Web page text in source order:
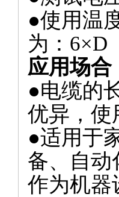
●使用温
为：6×D
应用场合
●电缆的
优异，使
●适用于
备、自动
作为机器